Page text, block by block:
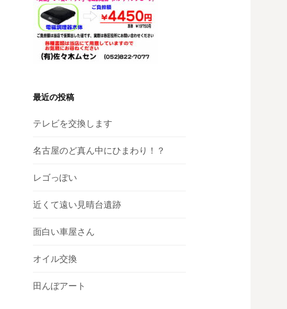
最近の投稿
テレビを交換します
名古屋のど真ん中にひまわり！？
レゴっぽい
近くて遠い見晴台遺跡
面白い車屋さん
オイル交換
田んぼアート